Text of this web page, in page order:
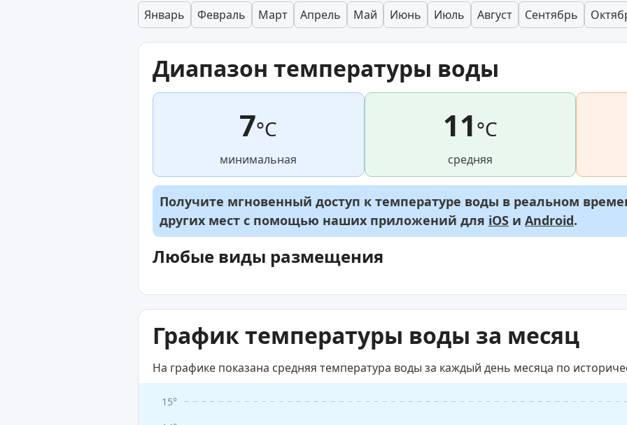
Январь Февраль Март Апрель Май Июнь Июль Август Сентябрь
Диапазон температуры воды
7°C
минимальная
11°C
средняя
Получите мгновенный доступ к температуре воды в реальном
других мест с помощью наших приложений для iOS и Android.
Любые виды размещения
График температуры воды за месяц
На графике показана средняя температура воды за каждый день месяца по
15°